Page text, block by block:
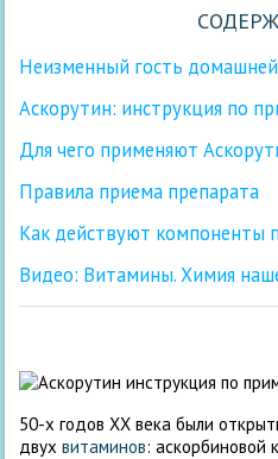
Неизменный гость
Аскорутин: инструкция по
Для чего применяют
Правила приема препарата
Как действуют компоненты
Видео: Витамины. Химия
50-х годов XX века были
двухвитаминов: аскорбиновой